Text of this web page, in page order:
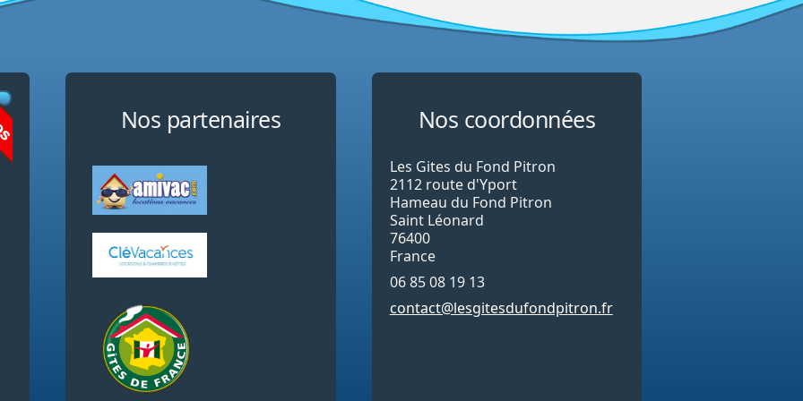
Nos partenaires Nos coordonnées
Les Gites du Fond Pitron
2112 route d'Yport
Hameau du Fond Pitron
Saint Léonard
76400
France
06 85 08 19 13
contact@lesgitesdufondpitron.fr